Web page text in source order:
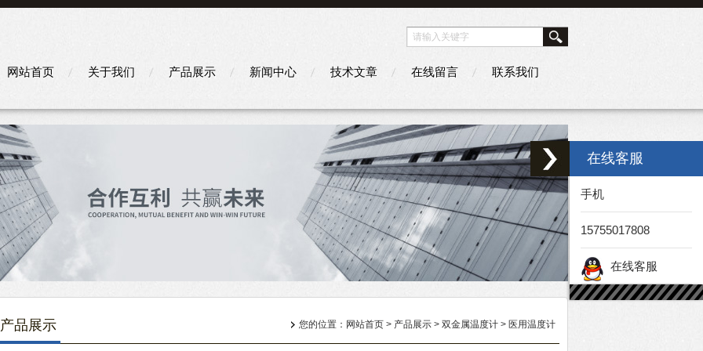
网站首页 关于我们 产品展示 新闻中心 技术文章 在线留言 联系我们
产品展示 您的位置： 网站首页 > 产品展示 > 双金属温度计 > 医用温度计
在线客服
手机
15755017808
在线客服